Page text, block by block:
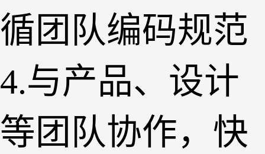
循团队编码规范
4.与产品、设计
等团队协作，快